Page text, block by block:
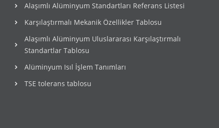
Alaşımlı Alüminyum Standartları Referans Listesi
Karşılaştırmalı Mekanik Özellikler Tablosu
Alaşımlı Alüminyum Uluslararası Karşılaştırmalı
Standartlar Tablosu
Alüminyum Isıl İşlem Tanımları
TSE tolerans tablosu